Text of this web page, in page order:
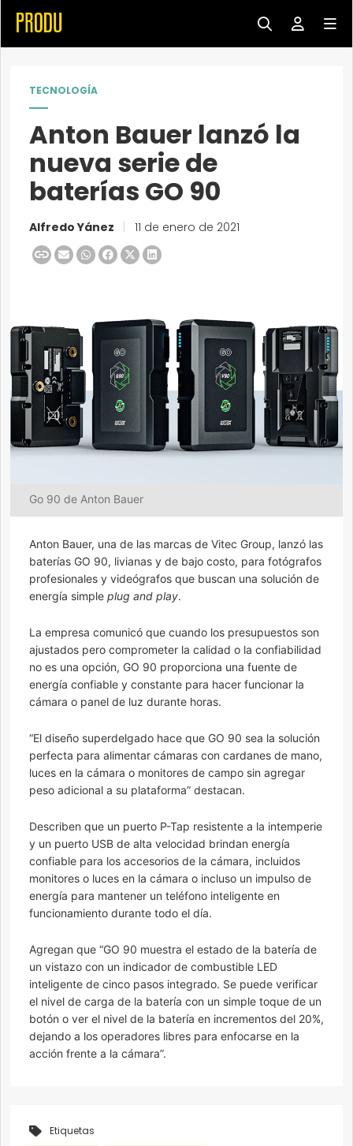
TECNOLOGÍA
Anton Bauer lanzó la
nueva serie de
baterías GO 90
Alfredo Yánez 11 de enero de 2021
Go 90 de Anton Bauer
Anton Bauer, una de las marcas de Vitec Group, lanzó las
baterías GO 90, livianas y de bajo costo, para fotógrafos
profesionales y videógrafos que buscan una solución de
energía simple plug and play.
La empresa comunicó que cuando los presupuestos son
ajustados pero comprometer la calidad o la confiabilidad
no es una opción, GO 90 proporciona una fuente de
energía confiable y constante para hacer funcionar la
cámara o panel de luz durante horas.
“El diseño superdelgado hace que GO 90 sea la solución
perfecta para alimentar cámaras con cardanes de mano,
luces en la cámara o monitores de campo sin agregar
peso adicional a su plataforma” destacan.
Describen que un puerto P-Tap resistente a la intemperie
y un puerto USB de alta velocidad brindan energía
confiable para los accesorios de la cámara, incluidos
monitores o luces en la cámara o incluso un impulso de
energía para mantener un teléfono inteligente en
funcionamiento durante todo el día.
Agregan que “GO 90 muestra el estado de la batería de
un vistazo con un indicador de combustible LED
inteligente de cinco pasos integrado. Se puede verificar
el nivel de carga de la batería con un simple toque de un
botón o ver el nivel de la batería en incrementos del 20%,
dejando a los operadores libres para enfocarse en la
acción frente a la cámara”.
Etiquetas